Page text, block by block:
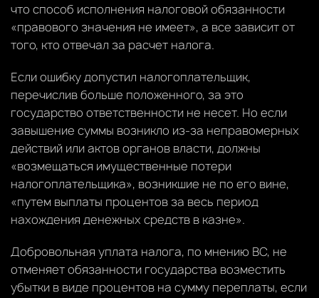
что способ исполнения налоговой обязанности
«правового значения не имеет», а все зависит от
того, кто отвечал за расчет налога.
Если ошибку допустил налогоплательщик,
перечислив больше положенного, за это
государство ответственности не несет. Но если
завышение суммы возникло из-за неправомерных
действий или актов органов власти, должны
«возмещаться имущественные потери
налогоплательщика», возникшие не по его вине,
«путем выплаты процентов за весь период
нахождения денежных средств в казне».
Добровольная уплата налога, по мнению ВС, не
отменяет обязанности государства возместить
убытки в виде процентов на сумму переплаты, если